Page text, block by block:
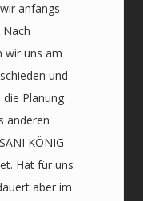
anfangs
Nach
wir uns am
und
die Planung
anderen
KÖNIG
Hat für uns
aber im